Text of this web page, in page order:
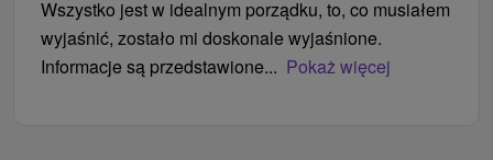
Wszystko jest w idealnym porządku, to, co musiałem
wyjaśnić, zostało mi doskonale wyjaśnione.
Informacje są przedstawione... Pokaż więcej